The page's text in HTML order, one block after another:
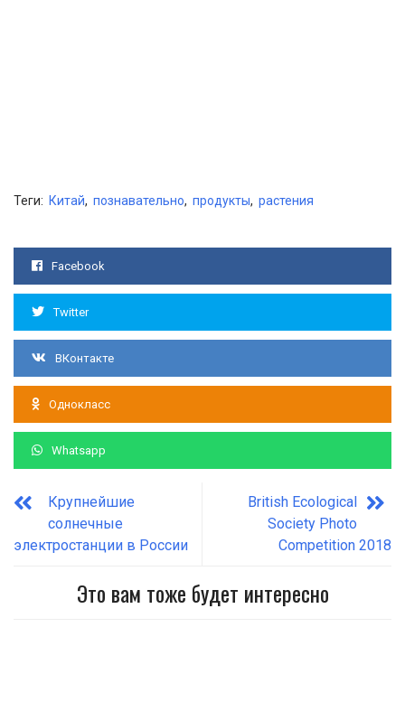
Теги: Китай, познавательно, продукты, растения
Facebook
Twitter
ВКонтакте
Однокласс
Whatsapp
Крупнейшие
солнечные
электростанции в России
British Ecological
Society Photo
Competition 2018
Это вам тоже будет интересно